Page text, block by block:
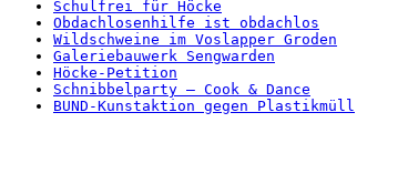
Schulfrei für Höcke
Obdachlosenhilfe ist obdachlos
Wildschweine im Voslapper Groden
Galeriebauwerk Sengwarden
Höcke-Petition
Schnibbelparty – Cook & Dance
BUND-Kunstaktion gegen Plastikmüll